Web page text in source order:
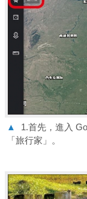
▲
1.首先，進入
「旅行家」。